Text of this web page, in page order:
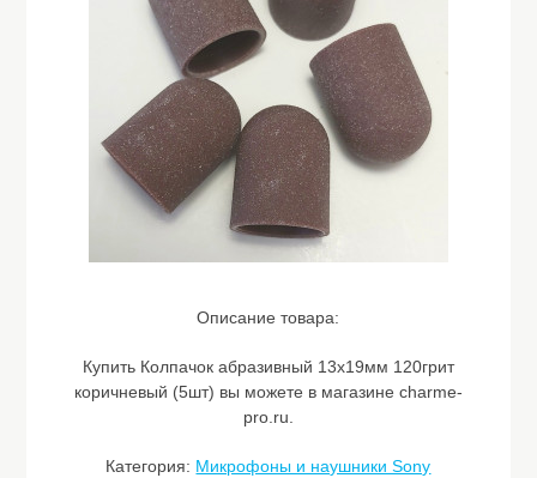
Описание товара:
Купить Колпачок абразивный 13х19мм 120грит
коричневый (5шт) вы можете в магазине charme-
pro.ru.
Категория: Микрофоны и наушники Sony